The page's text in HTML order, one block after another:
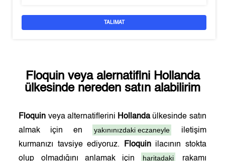
TALIMAT
Floquinveya alernatifini Hollanda
ülkesinde nereden satın alabilirim
Floquin veya alternatiflerini Hollandaülkesinde satın
almak için en
yakınınızdaki eczaneyle
iletişim
kurmanızı tavsiye ediyoruz.
Floquinilacının stokta
olup olmadığını anlamak için
haritadaki rakamı